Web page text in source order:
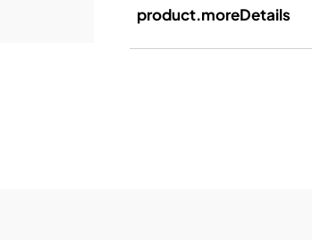
product.moreDetails